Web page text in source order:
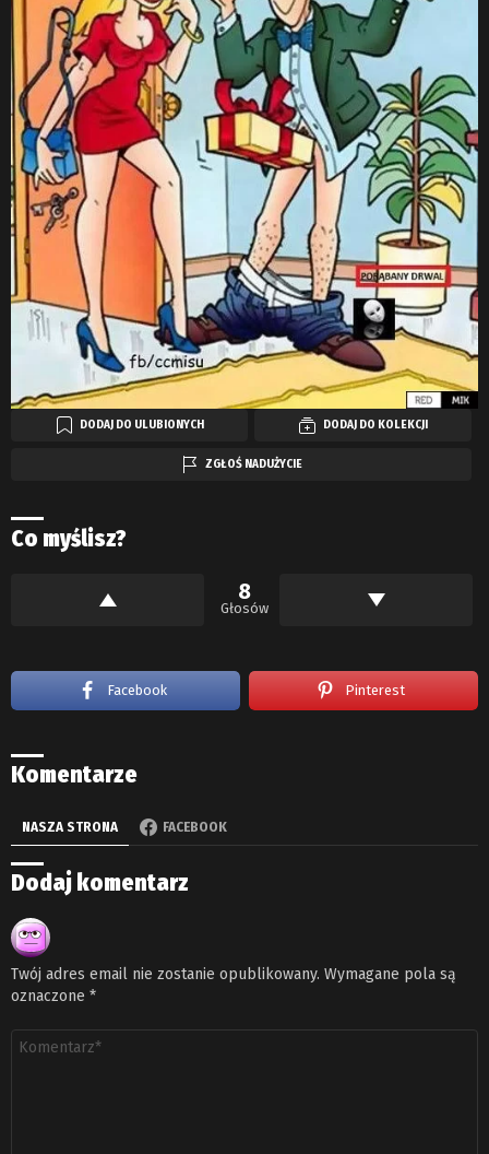
DODAJ DO ULUBIONYCH DODAJ DO KOLEKCJI
ZGŁOŚ NADUŻYCIE
Co myślisz?
8
Głosów
Facebook Pinterest
Komentarze
NASZA STRONA FACEBOOK
Dodaj komentarz
Twój adres email nie zostanie opublikowany. Wymagane pola są
oznaczone *
Komentarz